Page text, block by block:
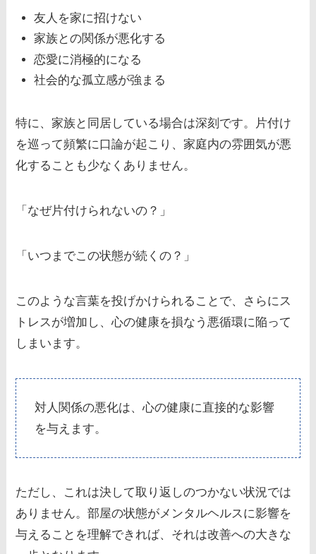
友人を家に招けない
家族との関係が悪化する
恋愛に消極的になる
社会的な孤立感が強まる
特に、家族と同居している場合は深刻です。片付け
を巡って頻繁に口論が起こり、家庭内の雰囲気が悪
化することも少なくありません。
「なぜ片付けられないの？」
「いつまでこの状態が続くの？」
このような言葉を投げかけられることで、さらにス
トレスが増加し、心の健康を損なう悪循環に陥って
しまいます。
対人関係の悪化は、心の健康に直接的な影響
を与えます。
ただし、これは決して取り返しのつかない状況では
ありません。部屋の状態がメンタルヘルスに影響を
与えることを理解できれば、それは改善への大きな